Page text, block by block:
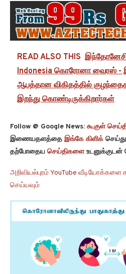
READ ALSO THIS
Indonesia கொரோனா வைரஸ் -
ஆபத்தான விகிதத்தில்
இறந்து கொண்டிருக்கிறார்கள்
Follow @ Google News: கூகுள்
இணையதளத்தை இங்கே கிளிக்
தற்போதைய செய்திகளைஉடனுக்குடன்
அறிவியல்புரம் YouTube
செய்யவும்